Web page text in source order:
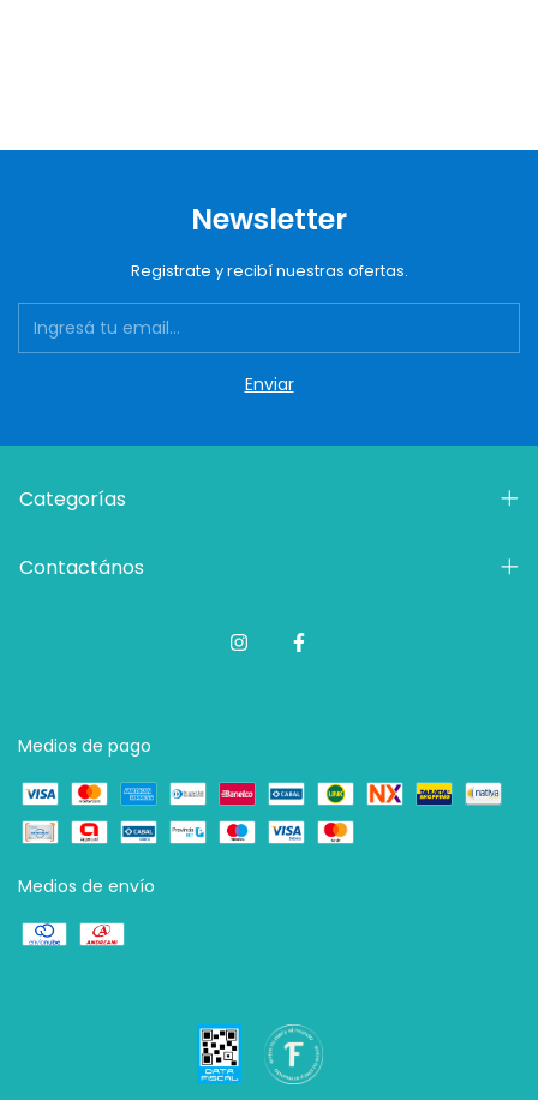
Newsletter
Registrate y recibí nuestras ofertas.
Categorías
Contactános
Medios de pago
Medios de envío